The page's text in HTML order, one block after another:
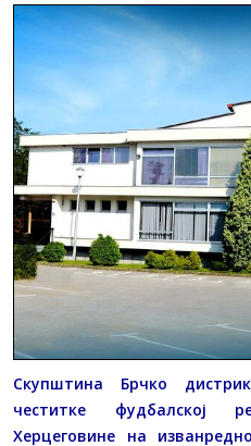
Скупштина Брчко
честитке фудбалској
Херцеговине на